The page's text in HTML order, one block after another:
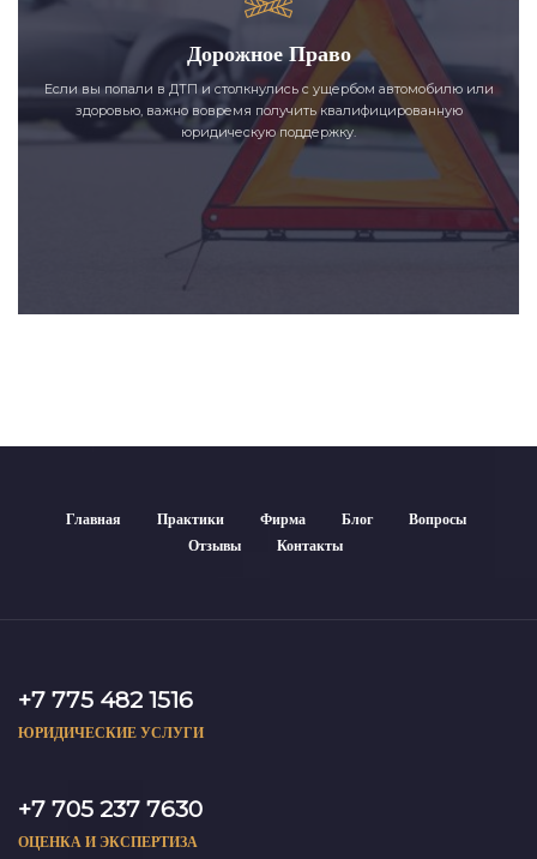
Дорожное Право
Если вы попали в ДТП и столкнулись с ущербом автомобилю или
здоровью, важно вовремя получить квалифицированную
юридическую поддержку.
Главная Практики Фирма Блог
Вопросы
Отзывы
Контакты
+7 775 482 1516
ЮРИДИЧЕСКИЕ УСЛУГИ
+7 705 237 7630
ОЦЕНКА И ЭКСПЕРТИЗА